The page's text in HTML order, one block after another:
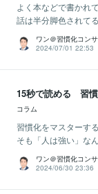
よく本などで書かれ
話は半分脚色されて
ワン＠習慣化コン
2024/07/01 22:53
15秒で読める 習
コラム
習慣化をマスターす
そも「人は強い」な
ワン＠習慣化コン
2024/06/30 23:36